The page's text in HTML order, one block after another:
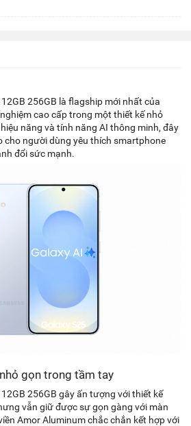
256GB là flagship mới nhất của
cao cấp trong một thiết kế nhỏ
năng và tính năng AI thông minh, đây
cho người dùng yêu thích smartphone
đổi sức mạnh.
gọn trong tầm tay
256GB gây ấn tượng với thiết kế
vẫn giữ được sự gọn gàng với màn
Amor Aluminum chắc chắn kết hợp với